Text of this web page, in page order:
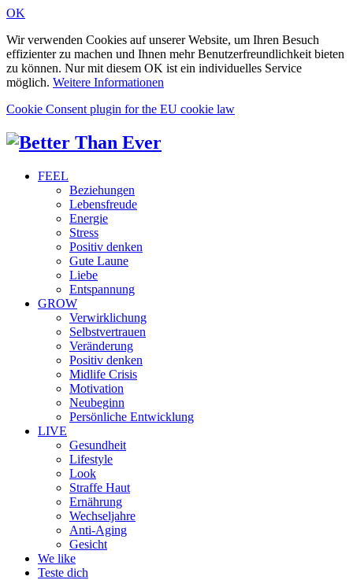
OK
Wir verwenden Cookies auf unserer Website, um Ihren Besuch
effizienter zu machen und Ihnen mehr Benutzerfreundlichkeit bieten
zu können. Nur mit diesem OK ist ein individuelles Service
möglich. Weitere Informationen
Cookie Consent plugin for the EU cookie law
FEEL
Beziehungen
Lebensfreude
Energie
Stress
Positiv denken
Gute Laune
Liebe
Entspannung
GROW
Verwirklichung
Selbstvertrauen
Veränderung
Positiv denken
Midlife Crisis
Motivation
Neubeginn
Persönliche Entwicklung
LIVE
Gesundheit
Lifestyle
Look
Straffe Haut
Ernährung
Wechseljahre
Anti-Aging
Gesicht
We like
Teste dich